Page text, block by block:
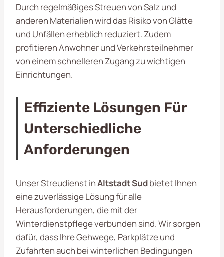
Durch regelmäßiges Streuen von Salz und
anderen Materialien wird das Risiko von Glätte
und Unfällen erheblich reduziert. Zudem
profitieren Anwohner und Verkehrsteilnehmer
von einem schnelleren Zugang zu wichtigen
Einrichtungen.
Effiziente Lösungen Für
Unterschiedliche
Anforderungen
Unser Streudienst inAltstadt Sudbietet Ihnen
eine zuverlässige Lösung für alle
Herausforderungen, die mit der
Winterdienstpflege verbunden sind. Wir sorgen
dafür, dass Ihre Gehwege, Parkplätze und
Zufahrten auch bei winterlichen Bedingungen